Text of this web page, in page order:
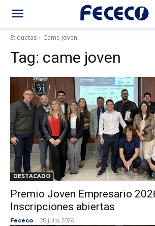
Etiquetas Came joven
Tag: came joven
DESTACADO
Premio Joven Empresario
Inscripciones abiertas
Fececo - 28 julio, 2026